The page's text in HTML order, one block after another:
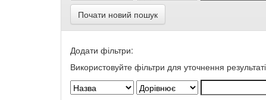
Почати новий пошук
Додати фільтри:
Використовуйте фільтри для уточнення